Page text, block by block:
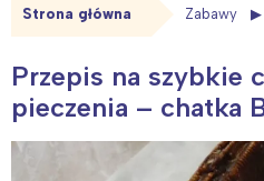
Strona główna Zabawy
Przepis na szybkie
pieczenia – chatka